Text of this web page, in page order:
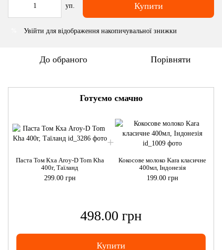
уп. Купити
Увійти для відображення накопичувальної знижки
До обраного Порівняти
Готуємо смачно
Паста Том Кха Aroy-D Tom Kha
400г, Таїланд
299.00 грн
Кокосове молоко Kara класичне
400мл, Індонезія
199.00 грн
498.00 грн
Купити